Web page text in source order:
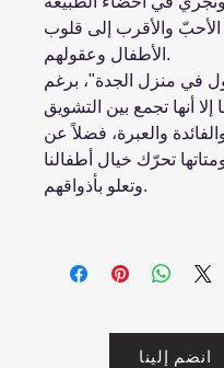
والأقرب إلى قلوب
الأطفال وعقولهم.
في منزل الجدة"، برغم
أنها تجمع بين التشويق
والعبرة، فضلاً عن
تحرّك خيال أطفالنا
وتعلو بأذواقهم.
انضم إلينا